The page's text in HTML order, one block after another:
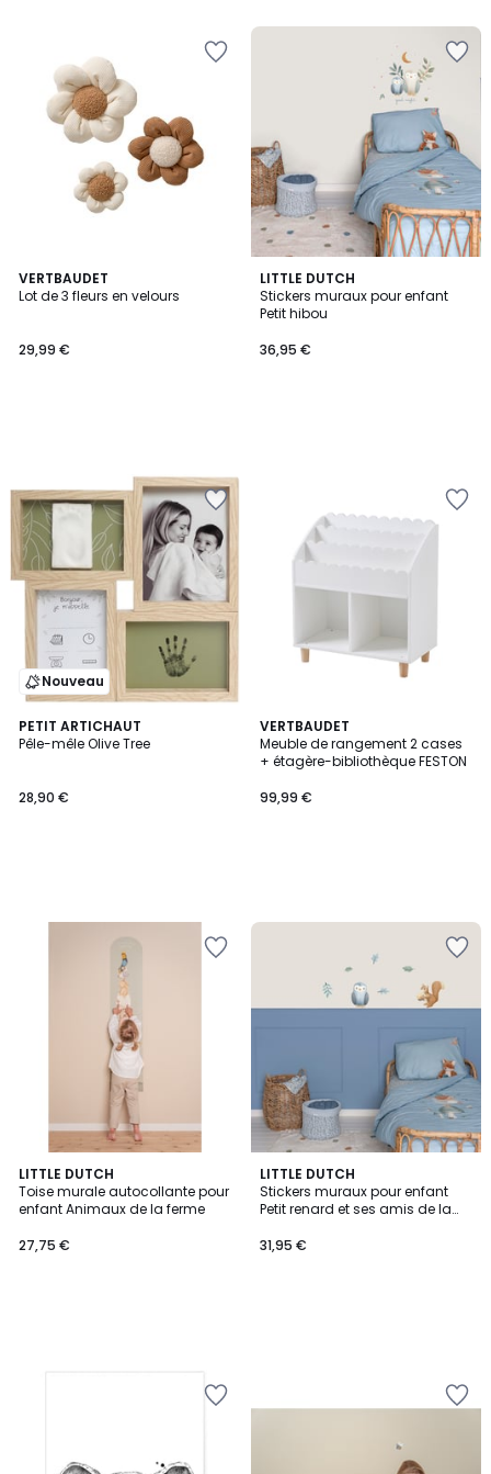
VERTBAUDET
Lot de 3 fleurs en velours
29,99 €
LITTLE DUTCH
Stickers muraux pour enfant
Petit hibou
36,95 €
Nouveau
PETIT ARTICHAUT
Pêle-mêle Olive Tree
28,90 €
VERTBAUDET
Meuble de rangement 2 cases
+ étagère-bibliothèque FESTON
99,99 €
LITTLE DUTCH
Toise murale autocollante pour
enfant Animaux de la ferme
27,75 €
LITTLE DUTCH
Stickers muraux pour enfant
Petit renard et ses amis de la
31,95 €